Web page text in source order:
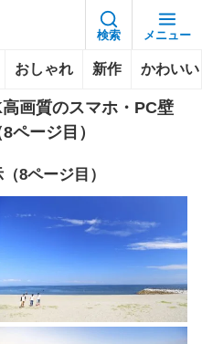
検索 メニュー
おしゃれ 新作 かわいい
画質のスマホ・PC壁
ページ目）
8ページ目）